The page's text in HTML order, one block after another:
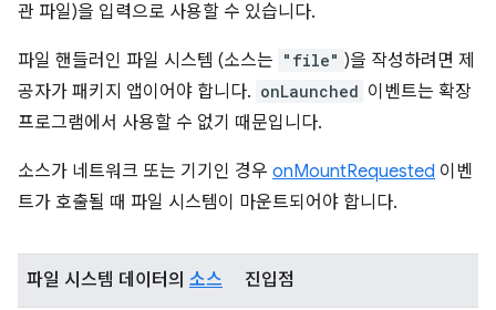
관 파일)을 입력으로 사용할 수 있습니다.
파일 핸들러인 파일 시스템 (소스는 "file" )을 작성하려면 제
공자가 패키지 앱이어야 합니다. onLaunched 이벤트는 확장
프로그램에서 사용할 수 없기 때문입니다.
소스가 네트워크 또는 기기인 경우 onMountRequested 이벤
트가 호출될 때 파일 시스템이 마운트되어야 합니다.
파일 시스템 데이터의 소스 진입점